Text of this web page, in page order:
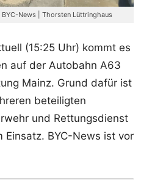
News | Thorsten Lüttringhaus
(15:25 Uhr) kommt es
auf der Autobahn A63
Mainz. Grund dafür ist
beteiligten
und Rettungsdienst
BYC-News ist vor